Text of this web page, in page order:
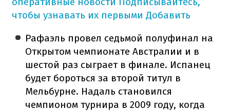
чтобы узнавать их первыми Добавить
Рафаэль провел седьмой полуфинал на
Открытом чемпионате Австралии и в
шестой раз сыграет в финале. Испанец
будет бороться за второй титул в
Мельбурне. Надаль становился
чемпионом турнира в 2009 году, когда